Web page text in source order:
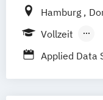
International
SAP
(EN)
Hamburg
Stuttgart
Vollzeit
Applied Data